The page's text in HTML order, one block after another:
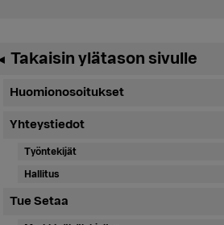
Takaisin ylätason sivulle
Huomionosoitukset
Yhteystiedot
Työntekijät
Hallitus
Tue Setaa